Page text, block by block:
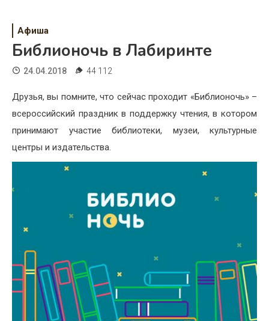
Дети
Свадьба
Хобби
Афиша
Библионочь в Лабиринте
24.04.2018 44 112
Друзья, вы помните, что сейчас проходит «Библионочь» –
всероссийский праздник в поддержку чтения, в котором
принимают участие библиотеки, музеи, культурные
центры и издательства.